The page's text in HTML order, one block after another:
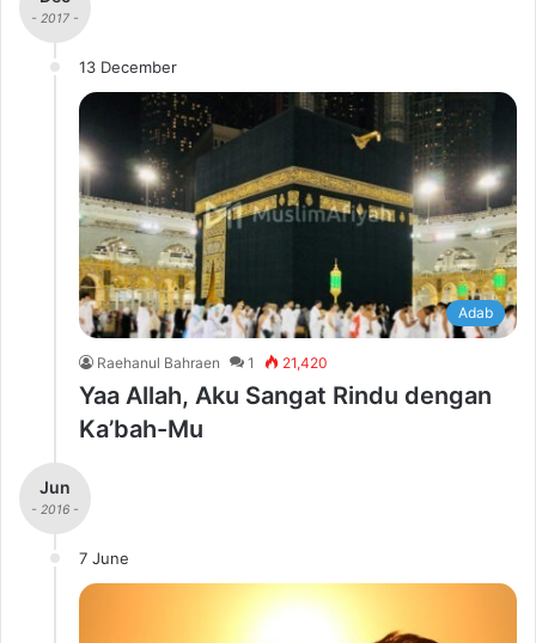
- 2017 -
13 December
Adab
Raehanul Bahraen 1 21,420
Yaa Allah, Aku Sangat Rindu dengan
Ka’bah-Mu
Jun
- 2016 -
7 June